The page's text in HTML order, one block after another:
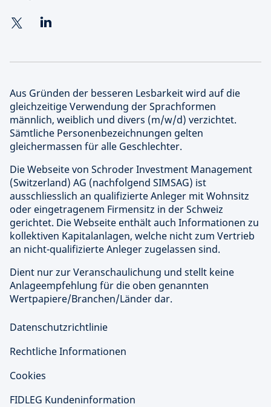
Aus Gründen der besseren Lesbarkeit wird auf die
gleichzeitige Verwendung der Sprachformen
männlich, weiblich und divers (m/w/d) verzichtet.
Sämtliche Personenbezeichnungen gelten
gleichermassen für alle Geschlechter.
Die Webseite von Schroder Investment Management
(Switzerland) AG (nachfolgend SIMSAG) ist
ausschliesslich an qualifizierte Anleger mit Wohnsitz
oder eingetragenem Firmensitz in der Schweiz
gerichtet. Die Webseite enthält auch Informationen zu
kollektiven Kapitalanlagen, welche nicht zum Vertrieb
an nicht-qualifizierte Anleger zugelassen sind.
Dient nur zur Veranschaulichung und stellt keine
Anlageempfehlung für die oben genannten
Wertpapiere/Branchen/Länder dar.
Datenschutzrichtlinie
Rechtliche Informationen
Cookies
FIDLEG Kundeninformation